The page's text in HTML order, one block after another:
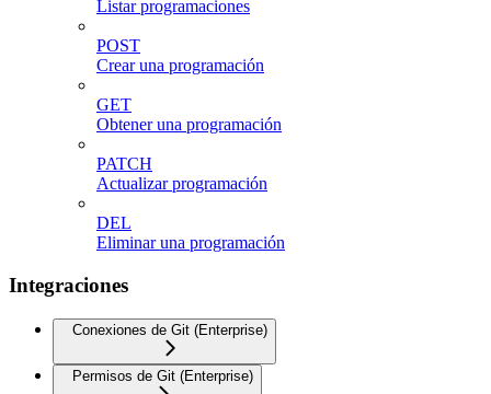
Listar programaciones
POST
Crear una programación
GET
Obtener una programación
PATCH
Actualizar programación
DEL
Eliminar una programación
Integraciones
Conexiones de Git (Enterprise)
Permisos de Git (Enterprise)